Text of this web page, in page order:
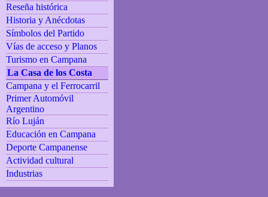
Reseña histórica
Historia y Anécdotas
Símbolos del Partido
Vías de acceso y Planos
Turismo en Campana
La Casa de los Costa
Campana y el Ferrocarril
Primer Automóvil
Argentino
Río Luján
Educación en Campana
Deporte Campanense
Actividad cultural
Industrias